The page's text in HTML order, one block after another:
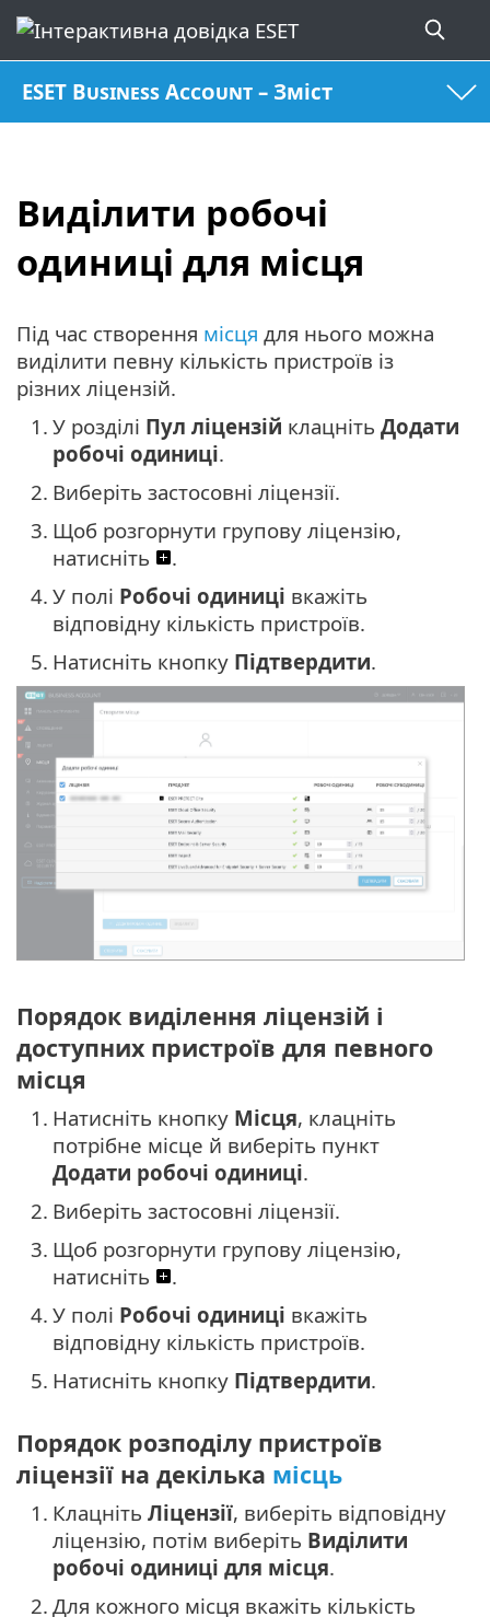
ESET Business Account – Зміст
Виділити робочі
одиниці для місця
Під час створення місця для нього можна
виділити певну кількість пристроїв із
різних ліцензій.
1. У розділі Пул ліцензій клацніть Додати
робочі одиниці.
2. Виберіть застосовні ліцензії.
3. Щоб розгорнути групову ліцензію,
натисніть
.
4. У полі Робочі одиниці вкажіть
відповідну кількість пристроїв.
5. Натисніть кнопку Підтвердити.
Порядок виділення ліцензій і
доступних пристроїв для певного
місця
1. Натисніть кнопку Місця, клацніть
потрібне місце й виберіть пункт
Додати робочі одиниці.
2. Виберіть застосовні ліцензії.
3. Щоб розгорнути групову ліцензію,
натисніть
.
4. У полі Робочі одиниці вкажіть
відповідну кількість пристроїв.
5. Натисніть кнопку Підтвердити.
Порядок розподілу пристроїв
ліцензії на декілька місць
1. Клацніть Ліцензії, виберіть відповідну
ліцензію, потім виберіть Виділити
робочі одиниці для місця.
2. Для кожного місця вкажіть кількість